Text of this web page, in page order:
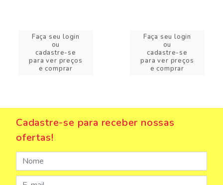
Faça seu login
ou
cadastre-se
para ver preços
e comprar
Faça seu login
ou
cadastre-se
para ver preços
e comprar
Cadastre-se para receber nossas
ofertas!